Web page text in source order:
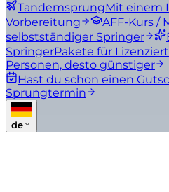
TandemsprungMit einem
Vorbereitung
AFF-Kurs /
selbstständiger Springer
SpringerPakete für
Personen, desto günstiger
Hast du schon einen
Sprungtermin
de